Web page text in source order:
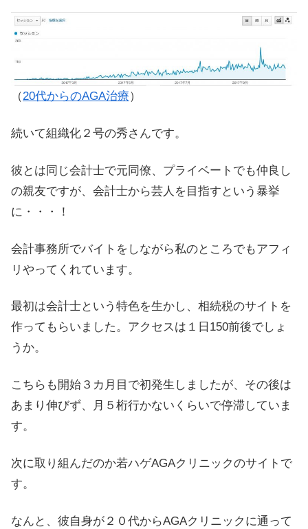
（20代からのAGA治療）
続いて組織化２号の秀さんです。
彼とは同じ会計士で元同僚、プライベートでも仲良し
の親友ですが、会計士から芸人を目指すという暴挙
に・・・！
会計事務所でバイトをしながら私のところでもアフィ
リやってくれています。
最初は会計士という特色を生かし、相続税のサイトを
作ってもらいました。アクセスは１日150前後でしょ
うか。
こちらも開始３カ月目で初発生しましたが、その後は
あまり伸びず、月５桁行かないくらいで停滞していま
す。
次に取り組んだのか若ハゲAGAクリニックのサイトで
す。
なんと、彼自身が２０代からAGAクリニックに通って